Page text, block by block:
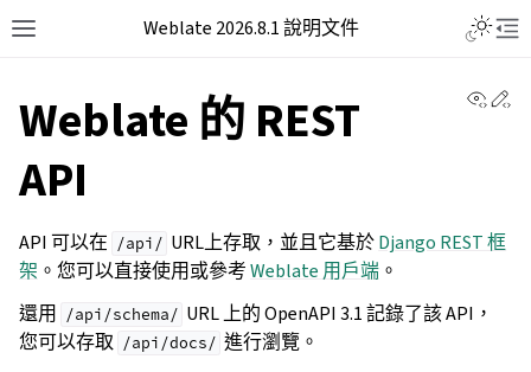
Weblate 2026.8.1 說明文件
Weblate 的 REST
API
API 可以在 /api/ URL上存取，並且它基於Django REST 框
架 。您可以直接使用或參考Weblate 用戶端 。
還用
/api/schema/ URL 上的 OpenAPI 3.1 記錄了該 API，
您可以存取 /api/docs/ 進行瀏覽。